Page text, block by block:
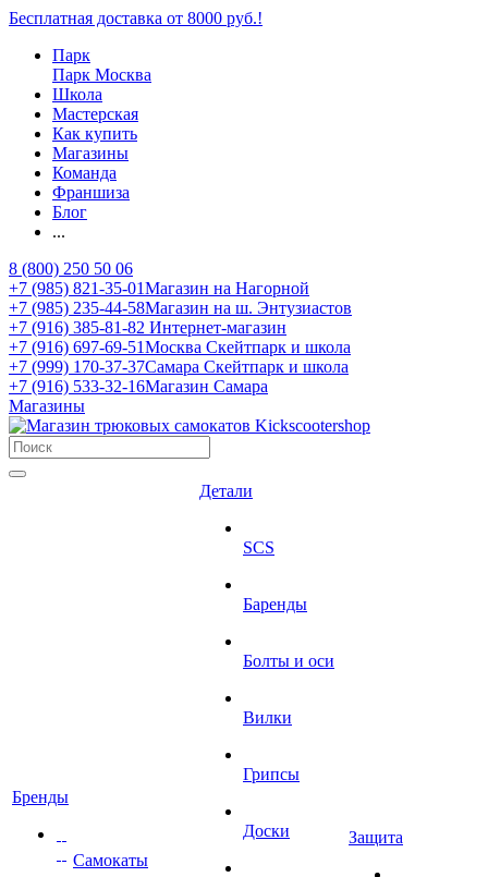
Бесплатная доставка от 8000 руб.!
Парк
Парк Москва
Школа
Мастерская
Как купить
Магазины
Команда
Франшиза
Блог
...
8 (800) 250 50 06
+7 (985) 821-35-01Магазин на Нагорной
+7 (985) 235-44-58Магазин на ш. Энтузиастов
+7 (916) 385-81-82 Интернет-магазин
+7 (916) 697-69-51Москва Скейтпарк и школа
+7 (999) 170-37-37Самара Скейтпарк и школа
+7 (916) 533-32-16Магазин Самара
Магазины
Бренды
Самокаты
Детали
SCS
Баренды
Болты и оси
Вилки
Грипсы
Доски Защита